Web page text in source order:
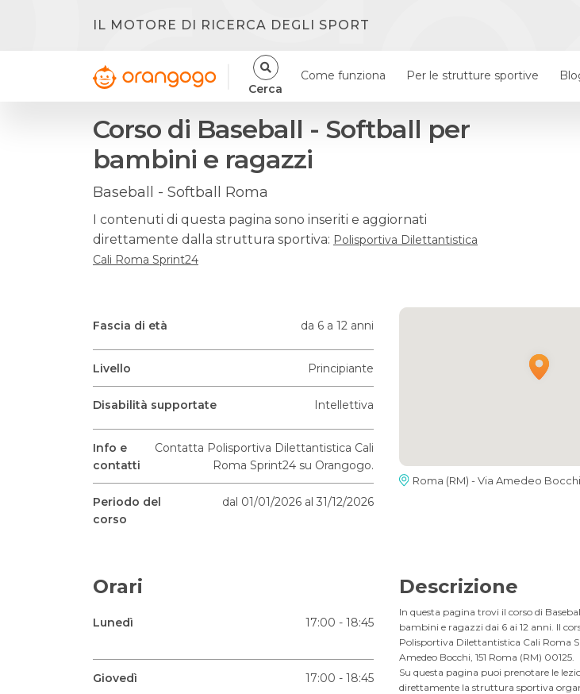
IL MOTORE DI RICERCA DEGLI SPORT
Cerca
Come funziona Per le strutture sportive
Corso di Baseball - Softball per
bambini e ragazzi
Baseball - Softball Roma
I contenuti di questa pagina sono inseriti e aggiornati
direttamente dalla struttura sportiva: Polisportiva Dilettantistica
Cali Roma Sprint24
Fascia di età da 6 a 12 anni
Livello Principiante
Disabilità supportate Intellettiva
Info e
contatti
Contatta Polisportiva Dilettantistica Cali
Roma Sprint24 su Orangogo.
Periodo del
corso
dal 01/01/2026 al 31/12/2026
Roma (RM) - Via Amedeo Bocchi
Orari
Lunedì 17:00 - 18:45
Giovedì 17:00 - 18:45
Descrizione
In questa pagina trovi il corso di
bambini e ragazzi dai 6 ai 12 anni. Il
Polisportiva Dilettantistica Cali Roma
Amedeo Bocchi, 151 Roma (RM) 00125.
Su questa pagina puoi prenotare le
direttamente la struttura sportiva